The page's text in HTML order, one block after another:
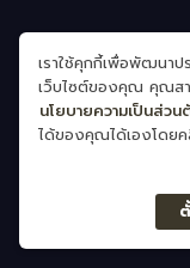
เราใช้คุกกี้เพื่อพัฒนาป
เว็บไซต์ของคุณ คุณสา
นโยบายความเป็นส่วน
ได้ของคุณได้เองโดย